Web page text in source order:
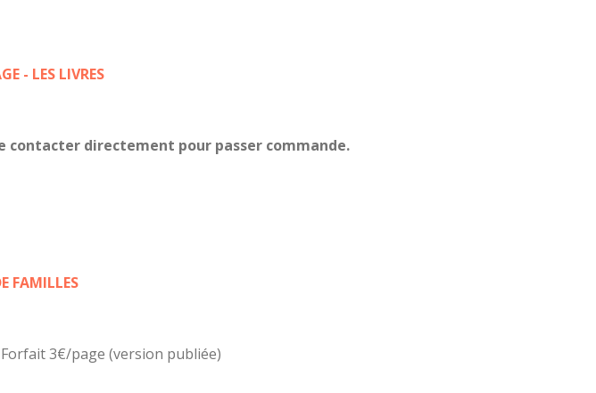
- LES LIVRES
contacter directement pour passer commande.
FAMILLES
Forfait 3€/page (version publiée)